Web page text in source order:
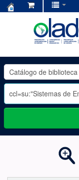
OLADE
-